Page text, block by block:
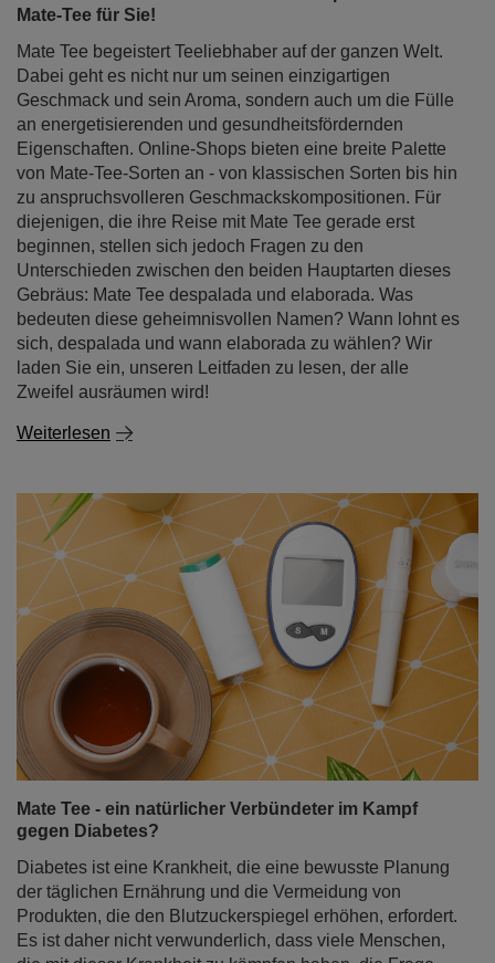
Mate-Tee für Sie!
Mate Tee begeistert Teeliebhaber auf der ganzen Welt.
Dabei geht es nicht nur um seinen einzigartigen
Geschmack und sein Aroma, sondern auch um die Fülle
an energetisierenden und gesundheitsfördernden
Eigenschaften. Online-Shops bieten eine breite Palette
von Mate-Tee-Sorten an - von klassischen Sorten bis hin
zu anspruchsvolleren Geschmackskompositionen. Für
diejenigen, die ihre Reise mit Mate Tee gerade erst
beginnen, stellen sich jedoch Fragen zu den
Unterschieden zwischen den beiden Hauptarten dieses
Gebräus: Mate Tee despalada und elaborada. Was
bedeuten diese geheimnisvollen Namen? Wann lohnt es
sich, despalada und wann elaborada zu wählen? Wir
laden Sie ein, unseren Leitfaden zu lesen, der alle
Zweifel ausräumen wird!
Weiterlesen
Mate Tee - ein natürlicher Verbündeter im Kampf
gegen Diabetes?
Diabetes ist eine Krankheit, die eine bewusste Planung
der täglichen Ernährung und die Vermeidung von
Produkten, die den Blutzuckerspiegel erhöhen, erfordert.
Es ist daher nicht verwunderlich, dass viele Menschen,